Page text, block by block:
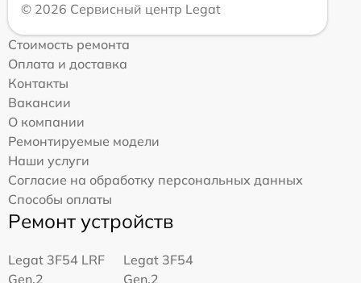
© 2026 Сервисный центр Legat
Стоимость ремонта
Оплата и доставка
Контакты
Вакансии
О компании
Ремонтируемые модели
Наши услуги
Согласие на обработку персональных данных
Способы оплаты
Ремонт устройств
Legat 3F54 LRF
Gen.2
Legat 3F54
Gen.2